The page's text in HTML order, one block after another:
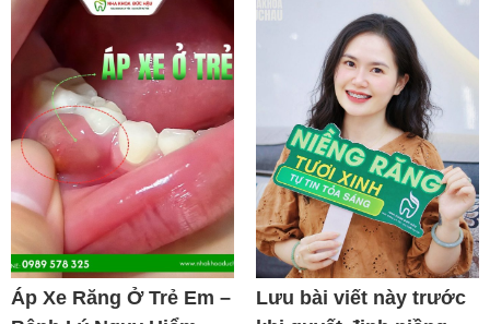
Áp Xe Răng Ở Trẻ Em –
Lưu bài viết này trước